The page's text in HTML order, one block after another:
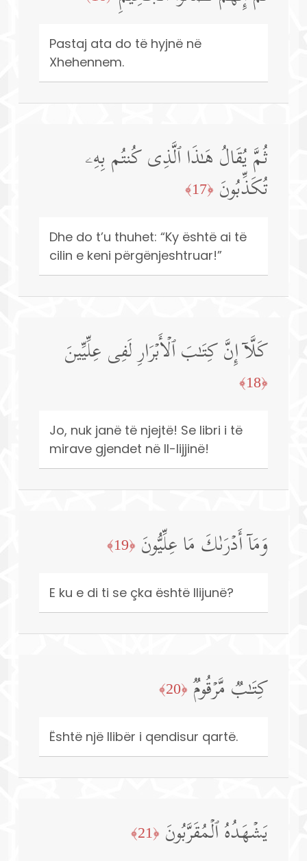
Pastaj ata do të hyjnë në
Xhehennem.
ثُمَّ یُقَالُ هَـٰذَا ٱلَّذِی كُنتُم بِهِۦ
تُكَذِّبُونَ ﴿17﴾
Dhe do t’u thuhet: “Ky është ai të
cilin e keni përgënjeshtruar!”
كَلَّاۤ إِنَّ كِتَـٰبَ ٱلۡأَبۡرَارِ لَفِی عِلِّیِّینَ
﴿18﴾
Jo, nuk janë të njejtë! Se libri i të
mirave gjendet në Il-lijjinë!
وَمَاۤ أَدۡرَىٰكَ مَا عِلِّیُّونَ ﴿19﴾
E ku e di ti se çka është Ilijunë?
كِتَـٰبࣱ مَّرۡقُومࣱ ﴿20﴾
Është një llibër i qendisur qartë.
یَشۡهَدُهُ ٱلۡمُقَرَّبُونَ ﴿21﴾